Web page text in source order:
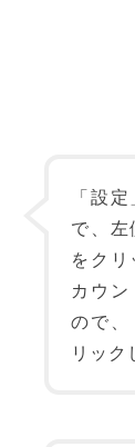
「設
で、左
をク
カウ
ので、
リック